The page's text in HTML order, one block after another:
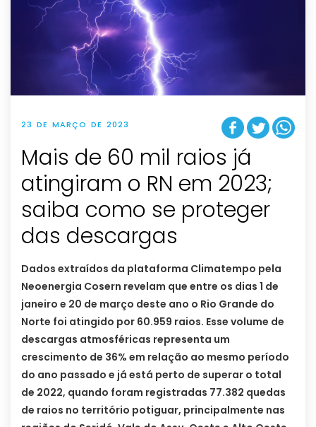
23 DE MARÇO DE 2023
Mais de 60 mil raios já
atingiram o RN em 2023;
saiba como se proteger
das descargas
Dados extraídos da plataforma Climatempo pela
Neoenergia Cosern revelam que entre os dias 1 de
janeiro e 20 de março deste ano o Rio Grande do
Norte foi atingido por 60.959 raios. Esse volume de
descargas atmosféricas representa um
crescimento de 36% em relação ao mesmo período
do ano passado e já está perto de superar o total
de 2022, quando foram registradas 77.382 quedas
de raios no território potiguar, principalmente nas